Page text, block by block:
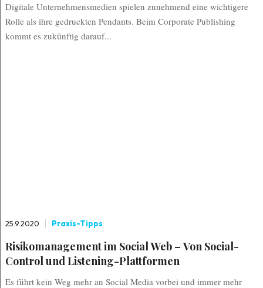
Digitale Unternehmensmedien spielen zunehmend eine wichtigere
Rolle als ihre gedruckten Pendants. Beim Corporate Publishing
kommt es zukünftig darauf...
25.9.2020 Praxis-Tipps
Risikomanagement im Social Web – Von Social-
Control und Listening-Plattformen
Es führt kein Weg mehr an Social Media vorbei und immer mehr